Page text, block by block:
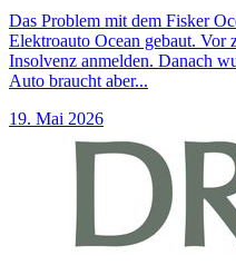
Das Problem mit dem Fisker
Elektroauto Ocean gebaut. Vor
Insolvenz anmelden. Danach
Auto braucht aber...
19. Mai 2026